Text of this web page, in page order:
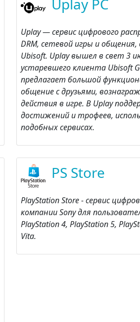
Uplay PC
Uplay — сервис цифрового
DRM, сетевой игры и
Ubisoft. Uplay вышел в свет 3
устаревшего клиента Ubisoft
предлагает большой
общение с друзьями,
действия в игре. В Uplay
достижений и трофеев,
подобных сервисах.
PS Store
PlayStation Store - сервис
компании Sony для
PlayStation 4, PlayStation 5,
Vita.